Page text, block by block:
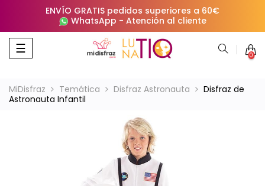
ENVÍO GRATIS pedidos superiores a 60€
WhatsApp - Atención al cliente
Navegación
de
☰ 0
MiDisfraz Temática Disfraz Astronauta
Disfraz de
Astronauta Infantil